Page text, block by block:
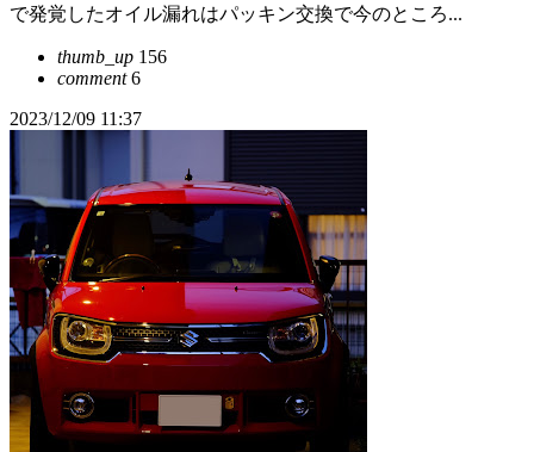
で発覚したオイル漏れはパッキン交換で今のところ...
thumb_up 156
comment6
2023/12/09 11:37